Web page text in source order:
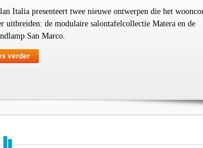
Italia presenteert twee nieuwe ontwerpen die het
uitbreiden: de modulaire salontafelcollectie Matera en de
San Marco.
verder